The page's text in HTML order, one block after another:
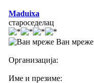
Maduixa
староседелац
Ван мреже
Организација:
Име и презиме: